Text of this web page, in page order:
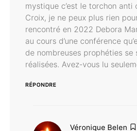
mystique c’est le torchon anti
Croix, je ne peux plus rien
rencontré en 2022 Debora
au cours d’une conférence
de nombreuses prophéties se
réalisées. Avez-vous lu
RÉPONDRE
Véronique Belen